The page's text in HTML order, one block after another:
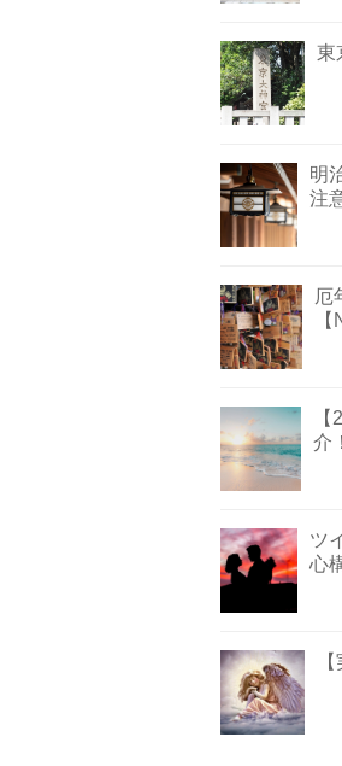
東
明
注
厄
【
介！
ツ
心